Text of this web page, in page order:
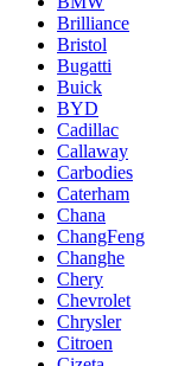
Brilliance
Bristol
Bugatti
Buick
BYD
Cadillac
Callaway
Carbodies
Caterham
Chana
ChangFeng
Changhe
Chery
Chevrolet
Chrysler
Citroen